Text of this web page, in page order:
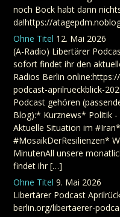
noch Bock habt dann
da!https://
Ohne Titel 12. Mai 2026
(A-Radio) Libertärer
sofort findet ihr den
Radios Berlin
podcast-aprilrueckblick-
Podcast gehören
Blog):* Kurznews* Politik -
Aktuelle Situation im
#MosaikDerResilienzen*
MinutenAll unsere
findet ihr […]
Ohne Titel 9. Mai 2026
Libertärer Podcast
berlin.org/libertaerer-